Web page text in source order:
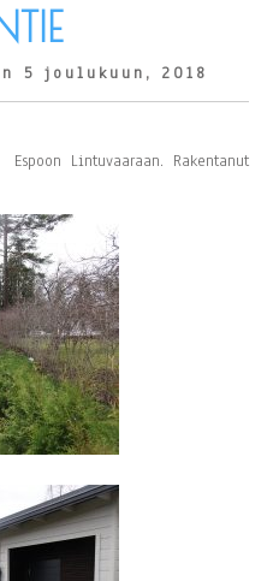
5 joulukuun, 2018
Lintuvaaraan. Rakentanut